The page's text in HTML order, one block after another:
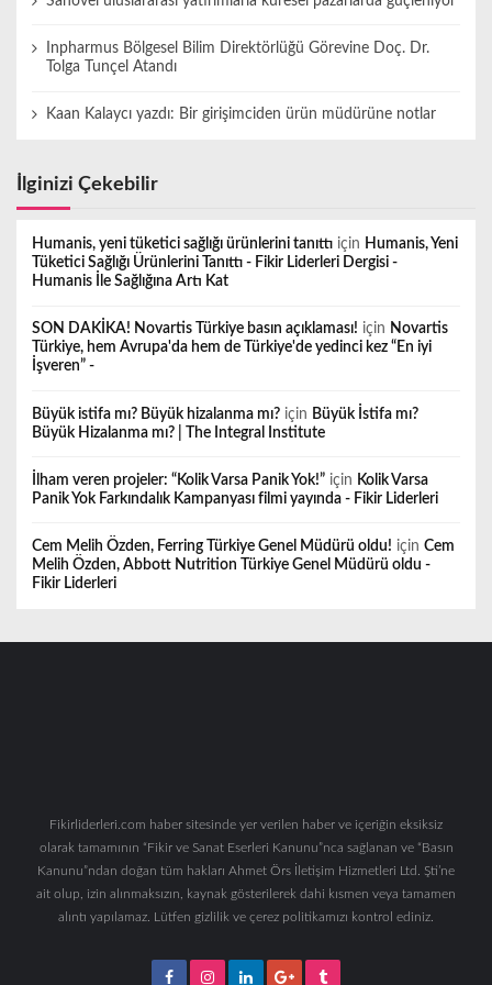
Inpharmus Bölgesel Bilim Direktörlüğü Görevine Doç. Dr.
Tolga Tunçel Atandı
Kaan Kalaycı yazdı: Bir girişimciden ürün müdürüne notlar
İlginizi Çekebilir
Humanis, yeni tüketici sağlığı ürünlerini tanıttı için Humanis, Yeni
Tüketici Sağlığı Ürünlerini Tanıttı - Fikir Liderleri Dergisi -
Humanis İle Sağlığına Artı Kat
SON DAKİKA! Novartis Türkiye basın açıklaması! için Novartis
Türkiye, hem Avrupa'da hem de Türkiye'de yedinci kez “En iyi
İşveren” -
Büyük istifa mı? Büyük hizalanma mı? için Büyük İstifa mı?
Büyük Hizalanma mı? | The Integral Institute
İlham veren projeler: “Kolik Varsa Panik Yok!” için Kolik Varsa
Panik Yok Farkındalık Kampanyası filmi yayında - Fikir Liderleri
Cem Melih Özden, Ferring Türkiye Genel Müdürü oldu! için Cem
Melih Özden, Abbott Nutrition Türkiye Genel Müdürü oldu -
Fikir Liderleri
Fikirliderleri.com haber sitesinde yer verilen haber ve içeriğin eksiksiz
olarak tamamının “Fikir ve Sanat Eserleri Kanunu”nca sağlanan ve “Basın
Kanunu”ndan doğan tüm hakları Ahmet Örs İletişim Hizmetleri Ltd. Şti’ne
ait olup, izin alınmaksızın, kaynak gösterilerek dahi kısmen veya tamamen
alıntı yapılamaz. Lütfen gizlilik ve çerez politikamızı kontrol ediniz.